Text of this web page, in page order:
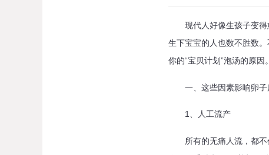
现代人好像生孩子变得愈
生下宝宝的人也数不胜数
你的“宝贝计划”泡汤的原
一、这些因素影响卵子
1、人工流产
所有的无痛人流，都不